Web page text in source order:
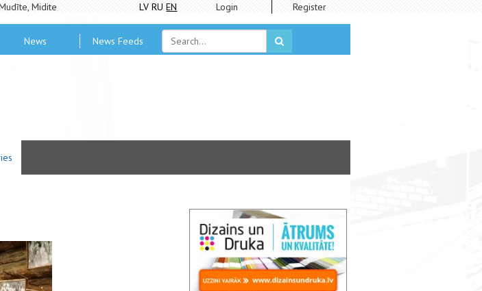
Midite LV RU EN Login Register
News News Feeds